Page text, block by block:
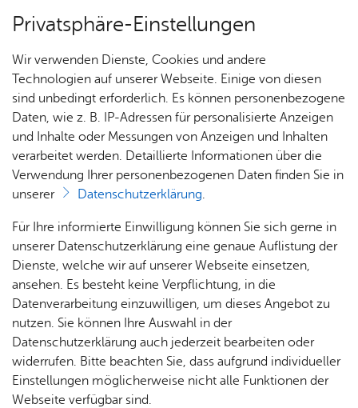
Über­sicht Bür­ger & Stadt
Rat­
haus &
Bür­
ger­
ser­vice
Rat­
häu­ser
& Orts­
ver­
wal­
Nach­
rich­
ten,
Vi­de­os
& Bil­
der
Me­di­
en­in­
for­ma­
tio­nen
Jobs
Stel­
len­an­
ge­bo­te
Aus­bil­
dung &
Stu­di­
um
Bauen
& Um­
welt
Geo­
da­ten
& 3D-
Stadt­
Ge­
sund­
heit &
kum
Ärzte &
Apo­
Alle Nach­rich­ten
Vor­le­sen
Don­ners­tag, 15. Mai 2025
Ka­te­go­rie:Fisch­bach,Me­di­en­in­for­ma­tio­nen
bür­ger­meis­ter,Ort­schaft Ai­lin­gen,Ort­schaft Et­ten­
kirch,Ort­schaft Kluft­ern,Ort­schaft Ra­de­rach
Endlich wieder Badespaß –
Freibäder starten
Liebe Häflerin, lieber Häfler,
Privatsphäre-Einstellungen
Wir verwenden Dienste, Cookies und andere
Technologien auf unserer Webseite. Einige von diesen
sind unbedingt erforderlich. Es können personenbezogene
Daten, wie z. B. IP-Adressen für personalisierte Anzeigen
und Inhalte oder Messungen von Anzeigen und Inhalten
verarbeitet werden. Detaillierte Informationen über die
Verwendung Ihrer personenbezogenen Daten finden Sie in
unserer
Datenschutzerklärung.
Für Ihre informierte Einwilligung können Sie sich gerne in
unserer Datenschutzerklärung eine genaue Auflistung der
Dienste, welche wir auf unserer Webseite einsetzen,
ansehen. Es besteht keine Verpflichtung, in die
Datenverarbeitung einzuwilligen, um dieses Angebot zu
nutzen. Sie können Ihre Auswahl in der
Datenschutzerklärung auch jederzeit bearbeiten oder
widerrufen. Bitte beachten Sie, dass aufgrund individueller
Einstellungen möglicherweise nicht alle Funktionen der
Webseite verfügbar sind.